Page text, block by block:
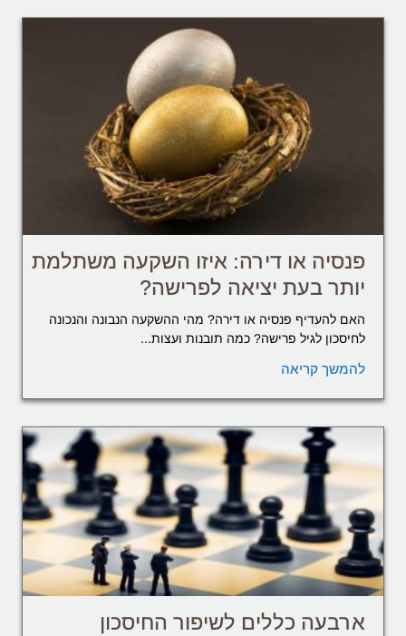
פנסיה או דירה: איזו השקעה משתלמת
יותר בעת יציאה לפרישה?
האם להעדיף פנסיה או דירה? מהי ההשקעה הנבונה והנכונה
לחיסכון לגיל פרישה? כמה תובנות ועצות...
להמשך קריאה
ארבעה כללים לשיפור החיסכון